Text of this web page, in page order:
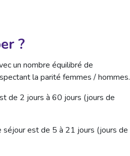
?
un nombre équilibré de
la parité femmes / hommes.
de 2 jours à 60 jours (jours de
séjour est de 5 à 21 jours (jours de